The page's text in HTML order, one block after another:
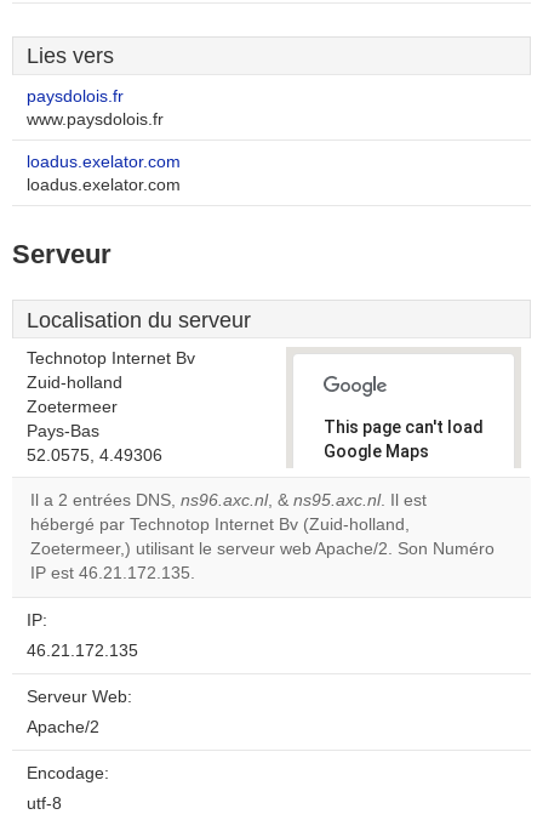
Lies vers
paysdolois.fr
www.paysdolois.fr
loadus.exelator.com
loadus.exelator.com
Serveur
Localisation du serveur
Technotop Internet Bv
Zuid-holland
Zoetermeer
Pays-Bas
52.0575, 4.49306
This page can't load
Google Maps
correctly.
Do you
own this
OK
Il a 2 entrées DNS, ns96.axc.nl, & ns95.axc.nl. Il est
hébergé par Technotop Internet Bv (Zuid-holland,
Zoetermeer,) utilisant le serveur web Apache/2. Son Numéro
IP est 46.21.172.135.
IP:
46.21.172.135
Serveur Web:
Apache/2
Encodage:
utf-8